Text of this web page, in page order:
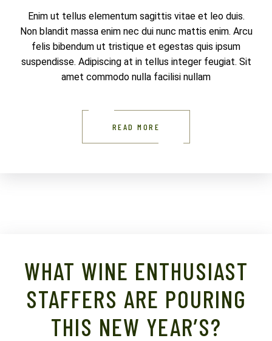
Enim ut tellus elementum sagittis vitae et leo duis.
Non blandit massa enim nec dui nunc mattis enim. Arcu
felis bibendum ut tristique et egestas quis ipsum
suspendisse. Adipiscing at in tellus integer feugiat. Sit
amet commodo nulla facilisi nullam
READ MORE
WHAT WINE ENTHUSIAST
STAFFERS ARE POURING
THIS NEW YEAR’S?